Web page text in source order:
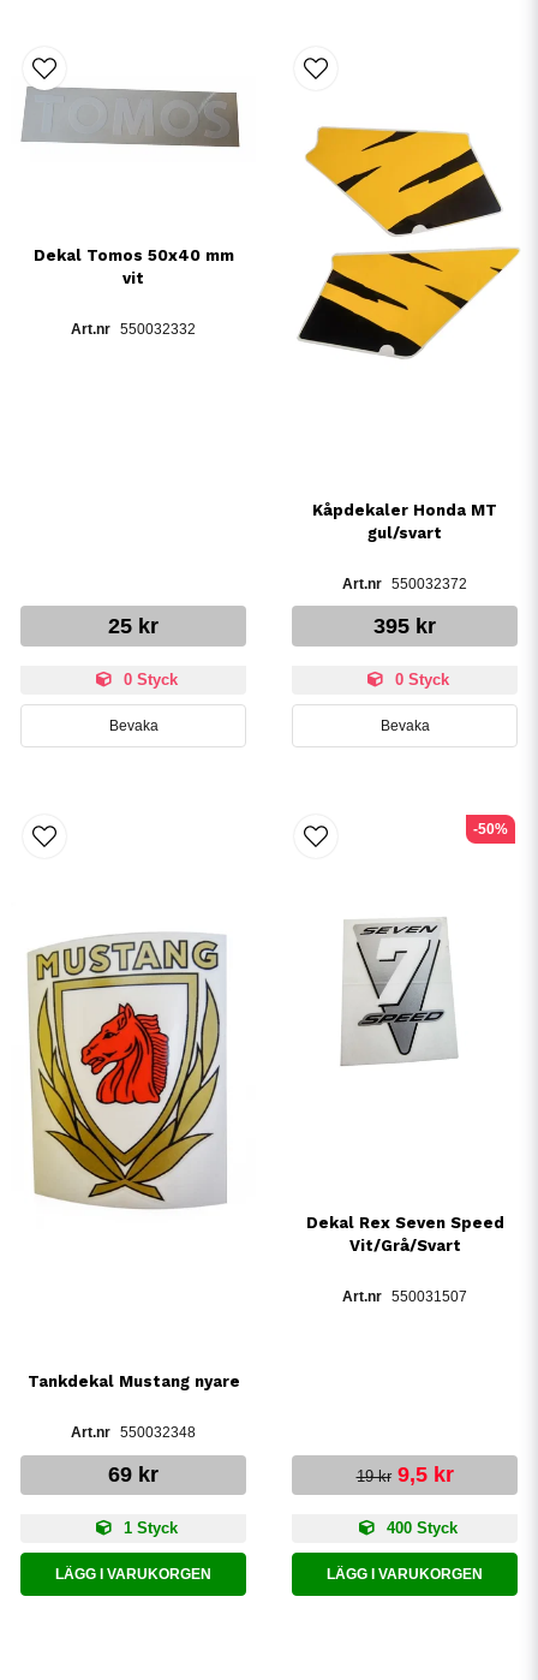
Dekal Tomos 50x40 mm
vit
550032332
25 kr
0 Styck
Bevaka
Kåpdekaler Honda MT
gul/svart
550032372
395 kr
0 Styck
Bevaka
Tankdekal Mustang nyare
550032348
69 kr
1 Styck
LÄGG I VARUKORGEN
Dekal Rex Seven Speed
Vit/Grå/Svart
550031507
19 kr 9,5 kr
400 Styck
LÄGG I VARUKORGEN
-50%